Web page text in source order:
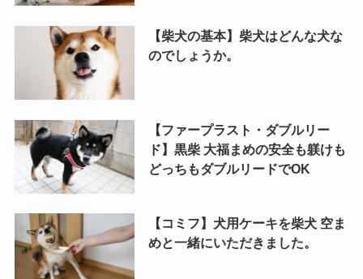
【柴犬の基本】柴犬はどんな犬な
のでしょうか。
【ファープラスト・ダブルリー
ド】黒柴 大福まめの安全も躾けも
どっちもダブルリードでOK
【コミフ】犬用ケーキを柴犬 空ま
めと一緒にいただきました。